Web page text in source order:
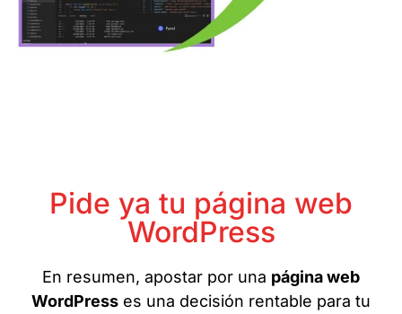
Pide ya tu página web
WordPress
En resumen, apostar por una página web
WordPress es una decisión rentable para tu